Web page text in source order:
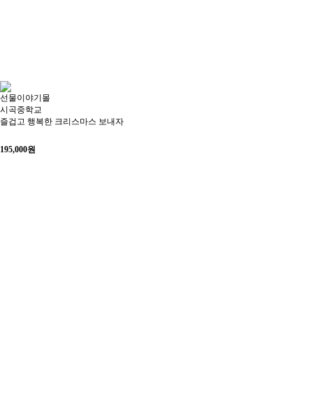
선물이야기몰
시곡중학교
즐겁고 행복한 크리스마스 보내자
195,000원